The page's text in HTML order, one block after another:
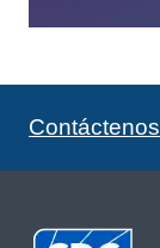
Contáctenos